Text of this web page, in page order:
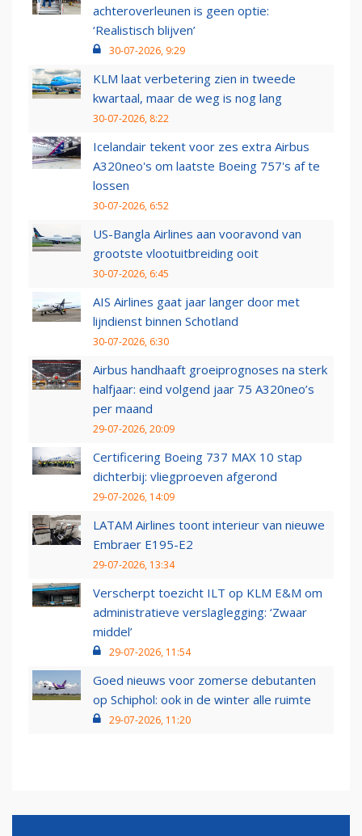
achteroverleunen is geen optie:
‘Realistisch blijven’
30-07-2026, 9:29
KLM laat verbetering zien in tweede
kwartaal, maar de weg is nog lang
30-07-2026, 8:22
Icelandair tekent voor zes extra Airbus
A320neo's om laatste Boeing 757's af te
lossen
30-07-2026, 6:52
US-Bangla Airlines aan vooravond van
grootste vlootuitbreiding ooit
30-07-2026, 6:45
AIS Airlines gaat jaar langer door met
lijndienst binnen Schotland
30-07-2026, 6:30
Airbus handhaaft groeiprognoses na sterk
halfjaar: eind volgend jaar 75 A320neo’s
per maand
29-07-2026, 20:09
Certificering Boeing 737 MAX 10 stap
dichterbij: vliegproeven afgerond
29-07-2026, 14:09
LATAM Airlines toont interieur van nieuwe
Embraer E195-E2
29-07-2026, 13:34
Verscherpt toezicht ILT op KLM E&M om
administratieve verslaglegging: ‘Zwaar
middel’
29-07-2026, 11:54
Goed nieuws voor zomerse debutanten
op Schiphol: ook in de winter alle ruimte
29-07-2026, 11:20